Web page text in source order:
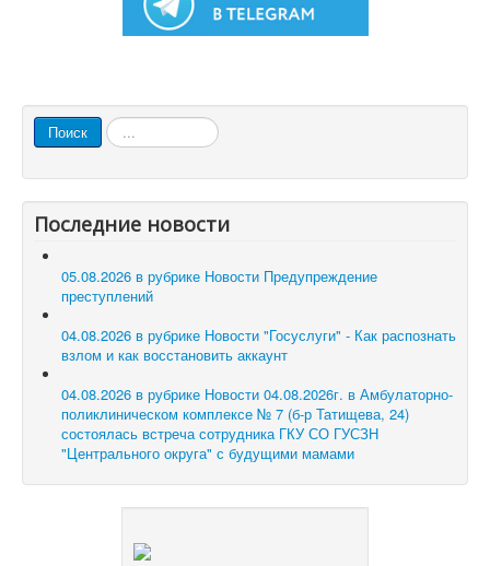
Поиск Искать...
Последние новости
05.08.2026 в рубрике Новости Предупреждение
преступлений
04.08.2026 в рубрике Новости "Госуслуги" - Как распознать
взлом и как восстановить аккаунт
04.08.2026 в рубрике Новости 04.08.2026г. в Амбулаторно-
поликлиническом комплексе № 7 (б-р Татищева, 24)
состоялась встреча сотрудника ГКУ СО ГУСЗН
"Центрального округа" с будущими мамами